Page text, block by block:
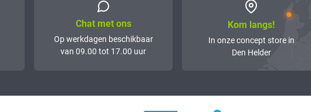
Chat met ons
Op werkdagen beschikbaar
van 09.00 tot 17.00 uur
Kom langs!
In onze concept store in
Den Helder